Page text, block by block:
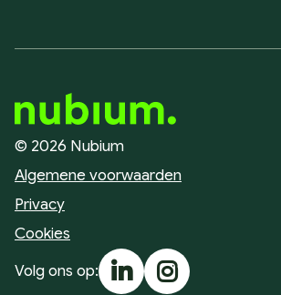
© 2026 Nubium
Algemene voorwaarden
Privacy
Cookies
Volg ons op: